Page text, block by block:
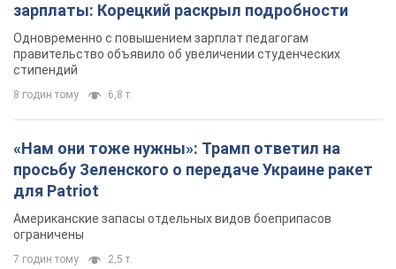
зарплаты: Корецкий раскрыл подробности
Одновременно с повышением зарплат педагогам
правительство объявило об увеличении студенческих
стипендий
8 годин тому 6,8 т.
«Нам они тоже нужны»: Трамп ответил на
просьбу Зеленского о передаче Украине ракет
для Patriot
Американские запасы отдельных видов боеприпасов
ограничены
7 годин тому 2,5 т.